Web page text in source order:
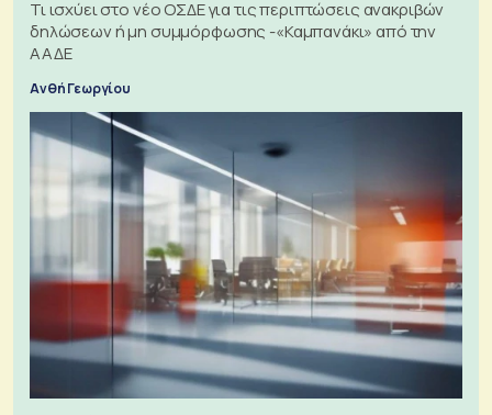
Τι ισχύει στο νέο ΟΣΔΕ για τις περιπτώσεις ανακριβών
δηλώσεων ή μη συμμόρφωσης -«Καμπανάκι» από την
ΑΑΔΕ
Ανθή Γεωργίου